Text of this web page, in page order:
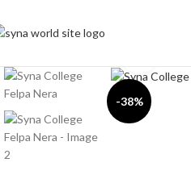
-38%